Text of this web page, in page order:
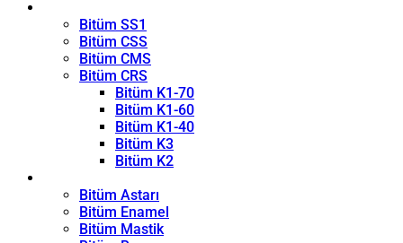
Bitüm SS1
Bitüm CSS
Bitüm CMS
Bitüm CRS
Bitüm K1-70
Bitüm K1-60
Bitüm K1-40
Bitüm K3
Bitüm K2
Bitüm Astarı
Bitüm Enamel
Bitüm Mastik